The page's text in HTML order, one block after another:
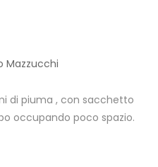
Mazzucchi
di piuma , con sacchetto
occupando poco spazio.